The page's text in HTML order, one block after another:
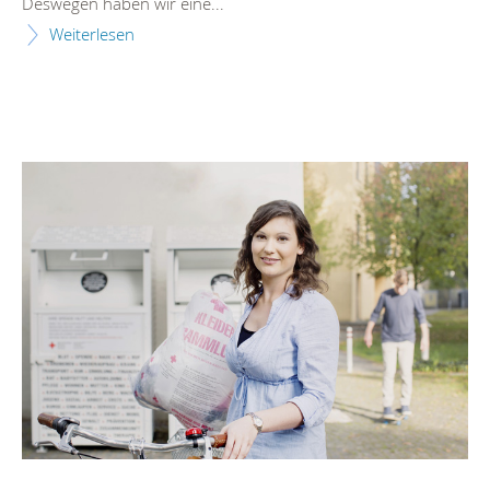
Weiterlesen